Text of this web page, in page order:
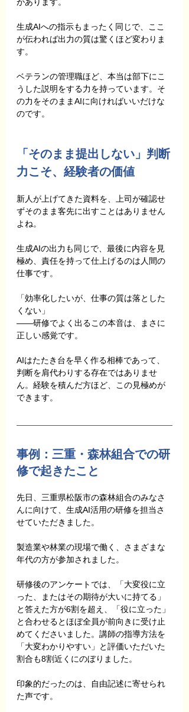
があります。
生成AIへの指示もまったく同じで、ここ
が伝われば出力の質は驚くほど変わりま
す。
ベテランの管理職ほど、本当は部下にこ
うした説明をする力を持っています。そ
の力をそのままAIに向ければいいだけな
のです。
「そのまま提出しない」判断
力こそ、経験者の価値
新人が上げてきた資料を、上司が確認せ
ずそのまま客先に出すことはありません
よね。
生成AIの出力も同じで、最後に内容を見
極め、責任を持って仕上げるのは人間の
仕事です。
「効率化したいが、仕事の質は落とした
くない」
――研修でよく出るこの本音は、まさに
正しい感覚です。
AIはたたき台を早く作る相棒であって、
判断を肩代わりする存在ではありませ
ん。経験を積んだ方ほど、この見極めが
できます。
事例：三重・森林組合での研
修で起きたこと
先日、三重県松阪市の森林組合のみなさ
んに向けて、生成AI活用の研修を担当さ
せていただきました。
製造業や林業の現場で働く、さまざまな
年代の方が参加されました。
研修後のアンケートでは、「大変役に立
った、またはその期待が大いに持てる」
と答えた方が6割を超え、「役に立った」
と合わせるとほぼ全員が前向きに受け止
めてくださいました。講師の指導方法を
「大変わかりやすい」と評価いただいた
割合も8割近くにのぼりました。
印象的だったのは、自由記述に寄せられ
た声です。